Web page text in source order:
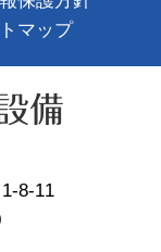
マップ
8-11